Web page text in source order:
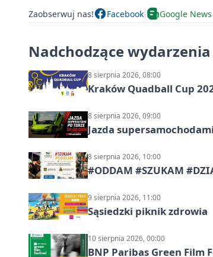
Zaobserwuj nas! Facebook Google News
Nadchodzące wydarzenia
8 sierpnia 2026, 08:00
Kraków Quadball Cup
8 sierpnia 2026, 09:00
Jazda
8 sierpnia 2026, 10:00
#ODDAM #SZUKAM
9 sierpnia 2026, 11:00
Sąsiedzki piknik zdrowia
10 sierpnia 2026, 00:00
BNP Paribas Green Film